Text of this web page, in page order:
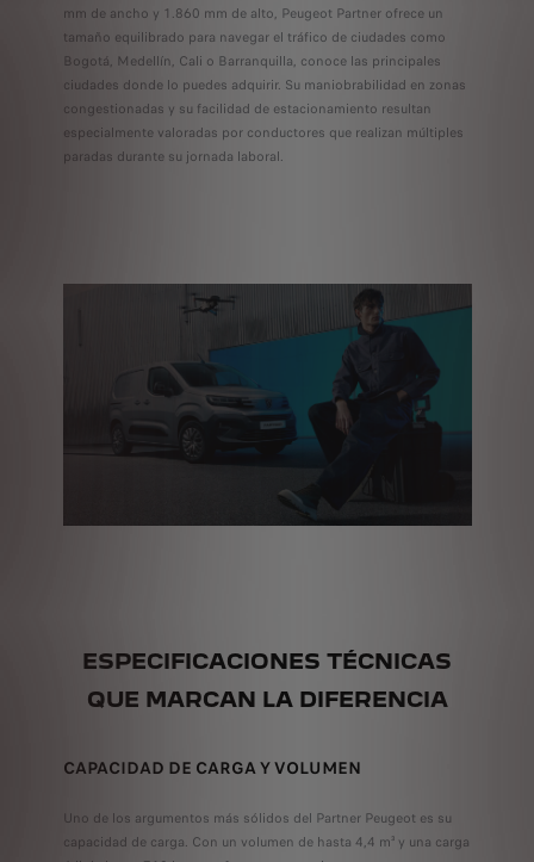
mm de ancho y 1.860 mm de alto, Peugeot Partner ofrece un
tamaño equilibrado para navegar el tráfico de ciudades como
Bogotá, Medellín, Cali o Barranquilla, conoce las principales
ciudades donde lo puedes adquirir. Su maniobrabilidad en zonas
congestionadas y su facilidad de estacionamiento resultan
especialmente valoradas por conductores que realizan múltiples
paradas durante su jornada laboral.
ESPECIFICACIONES TÉCNICAS
QUE MARCAN LA DIFERENCIA
CAPACIDAD DE CARGA Y VOLUMEN
Uno de los argumentos más sólidos del Partner Peugeot es su
capacidad de carga. Con un volumen de hasta 4,4 m³ y una carga